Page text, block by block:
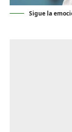
Sigue la